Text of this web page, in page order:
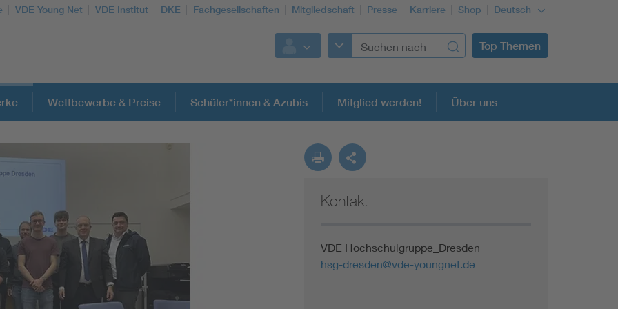
VDE Young Net VDE Institut DKE Fachgesellschaften Mitgliedschaft Presse Karriere Shop Deutsch
Top Themen
Weitere Themen
Electromobility
Energy efficiency
Building Services Engineering
Information and communications technology ICT
Wettbewerbe & Preise Schüler*innen & Azubis Mitglied werden! Über uns
Kontakt
VDE Hochschulgruppe_Dresden
hsg-dresden@vde-youngnet.de